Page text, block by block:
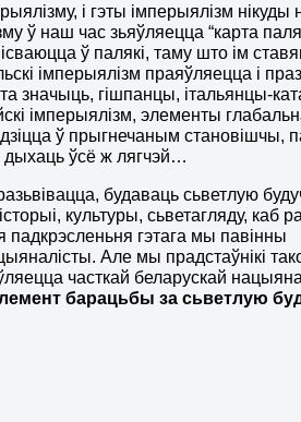
і гэты імперыялізм нікуды
ў наш час зьяўляецца “карта
ў палякі, таму што ім
імперыялізм праяўляецца і
значыць, гішпанцы, італьянцы-
імперыялізм, элементы
ў прыгнечаным становішчы,
дыхаць ўсё ж лягчэй…
будаваць сьветлую
культуры, сьветагляду, каб
падкрэсленьня гэтага мы павінны
Але мы прадстаўнікі
часткай беларускай
барацьбы за сьветлую